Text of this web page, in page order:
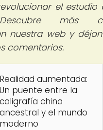
el estudio
más
nuestra web y
comentarios.
Realidad aumentada:
Un puente entre la
caligrafía china
ancestral y el mundo
moderno